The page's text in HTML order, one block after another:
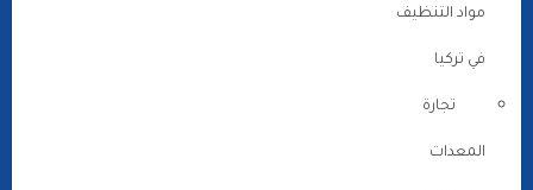
مواد التنظيف
في تركيا
تجارة
المعدات